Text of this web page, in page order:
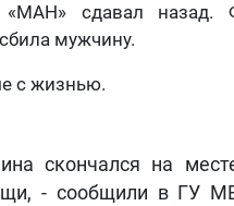
«МАН» сдавал назад.
мужчину.
с жизнью.
скончался на
- сообщили в ГУ